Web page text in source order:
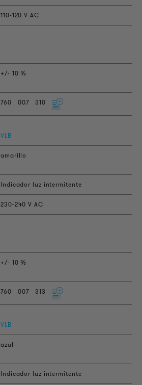
110-120 V AC
+/- 10 %
760 007 310
VLB
amarillo
Indicador luz intermitente
230-240 V AC
+/- 10 %
760 007 313
VLB
azul
Indicador luz intermitente